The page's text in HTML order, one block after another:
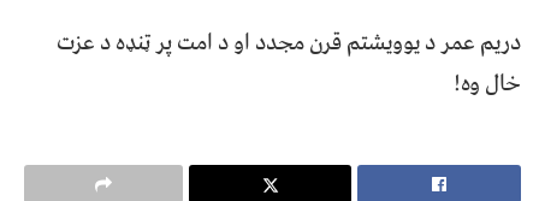
دریم عمر د یوویشتم قرن مجدد او د امت پر ټنډه د عزت
خال وه!